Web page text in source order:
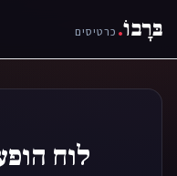
בּרָבוֹ. כרטיסים